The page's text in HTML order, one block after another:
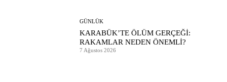
GÜNLÜK
KARABÜK’TE ÖLÜM GERÇEĞİ:
RAKAMLAR NEDEN ÖNEMLİ?
7 Ağustos 2026